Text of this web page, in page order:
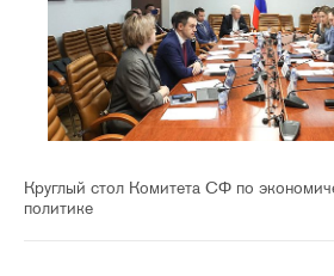
Круглый стол Комитета СФ по
политике